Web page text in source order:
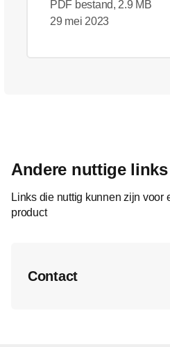
PDF bestand, 2.9 MB
29 mei 2023
Andere nuttige links
Links die nuttig kunnen zijn voor
product
Contact